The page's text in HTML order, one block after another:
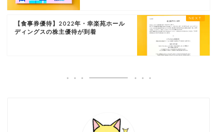
【食事券優待】2022年・幸楽苑ホール
ディングスの株主優待が到着